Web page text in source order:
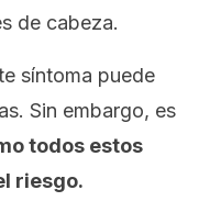
de cabeza.
síntoma puede
Sin embargo, es
todos estos
riesgo.